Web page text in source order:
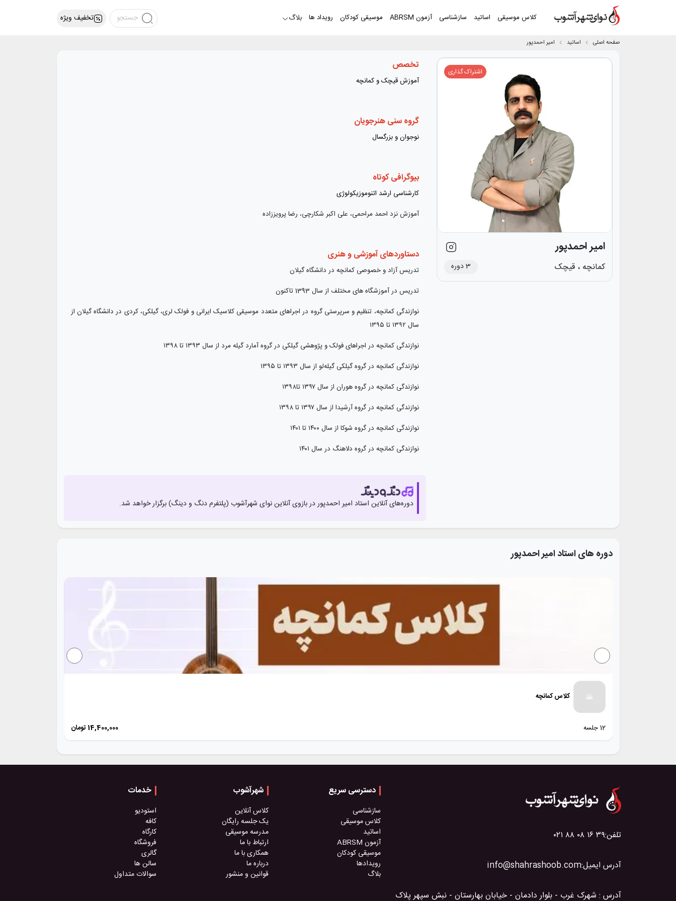
کلاس موسیقی اساتید سازشناسی آزمون ABRSM موسیقی کودکان رویداد ها بلاگ تخفیف ویژه
صفحه اصلی اساتید امیر احمدپور
اشتراک گذاری
امیر احمدپور
کمانچه ، قیچک 3دوره
تخصص
آموزش قیچک و کمانچه
گروه سنی هنرجویان
نوجوان و بزرگسال
بیوگرافی کوتاه
کارشناسی ارشد اتنوموزیکولوژی
آموزش نزد احمد مراحمی، علی اکبر شکارچی، رضا پرویززاده
دستاورد‌های آموزشی و هنری
تدریس آزاد و خصوصی کمانچه در دانشگاه گیلان
تدریس در آموزشگاه های مختلف از سال 1393 تاکنون
نوازندگی کمانچه، تنظیم و سرپرستی گروه در اجراهای متعدد موسیقی کلاسیک ایرانی و فولک لری، گیلکی، کردی در دانشگاه گیلان از
سال ۱۳۹۲ تا ۱۳۹۵
نوازندگی کمانچه در اجراهای فولک و پژوهشی گیلکی در گروه آمارد گیله مرد از سال ۱۳۹۳ تا ۱۳۹۸
نوازندگی کمانچه در گروه گیلکی گیله‌لو از سال ۱۳۹۳ تا ۱۳۹۵
نوازندگی کمانچه در گروه هوران از سال ۱۳۹۷ تا۱۳۹۸
نوازندگی کمانچه در گروه آرشیدا از سال ۱۳۹۷ تا ۱۳۹۸
نوازندگی کمانچه در گروه شوکا از سال ۱۴۰۰ تا ۱۴۰۱
نوازندگی کمانچه در گروه دلاهنگ در سال ۱۴۰۱
دوره‌های آنلاین استاد امیر احمدپوردر بازوی آنلاین‌ نوای شهرآشوب (پلتفرم دنگ و دینگ) برگزار خواهد شد.
دوره های استادامیر احمدپور
کلاس کمانچه
12 جلسه 14,400,000 تومان
تلفن:۰۲۱ ۸۸ ۰۸ ۱۶ ۳۹
آدرس ایمیل:info@shahrashoob.com
آدرس : شهرک غرب - بلوار دادمان - خیابان بهارستان - نبش سپهر پلاک
دسترسی سریع
سازشناسی
کلاس موسیقی
اساتید
آزمون ABRSM
موسیقی کودکان
رویدادها
بلاگ
شهرآشوب
کلاس آنلاین
یک جلسه رایگان
مدرسه موسیقی
ارتباط با ما
همکاری با ما
درباره ما
قوانین و منشور
خدمات
استودیو
کافه
کارگاه
فروشگاه
گالری
سالن ها
سوالات متداول